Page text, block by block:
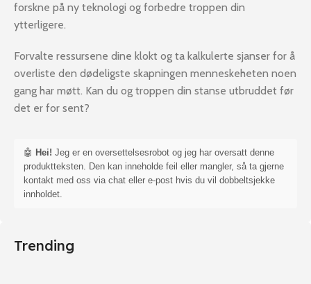
forskne på ny teknologi og forbedre troppen din
ytterligere.
Forvalte ressursene dine klokt og ta kalkulerte sjanser for å
overliste den dødeligste skapningen menneskeheten noen
gang har møtt. Kan du og troppen din stanse utbruddet før
det er for sent?
🤖 Hei! Jeg er en oversettelsesrobot og jeg har oversatt denne
produktteksten. Den kan inneholde feil eller mangler, så ta gjerne
kontakt med oss via chat eller e-post hvis du vil dobbeltsjekke
innholdet.
Trending